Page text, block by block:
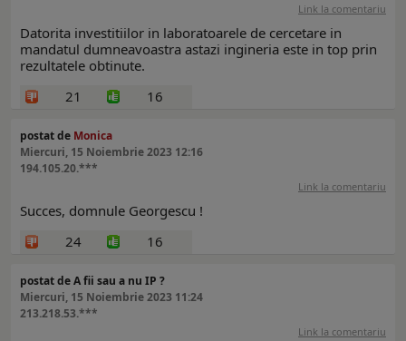
Link la comentariu
Datorita investitiilor in laboratoarele de cercetare in
mandatul dumneavoastra astazi ingineria este in top prin
rezultatele obtinute.
21
16
postat de Monica
Miercuri, 15 Noiembrie 2023 12:16
194.105.20.***
Link la comentariu
Succes, domnule Georgescu !
24
16
postat de A fii sau a nu IP ?
Miercuri, 15 Noiembrie 2023 11:24
213.218.53.***
Link la comentariu